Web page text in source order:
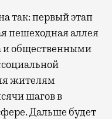
так: первый этап
пешеходная аллея
и общественными
жителям
шагов в
Дальше будет